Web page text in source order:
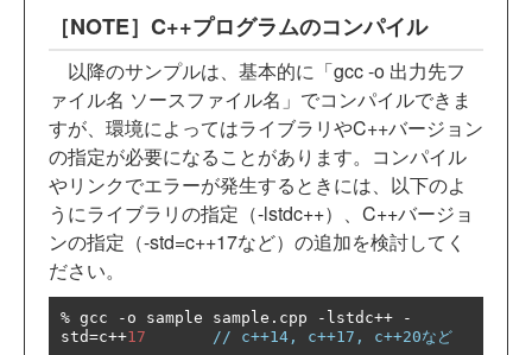
［NOTE］C++プログラムのコンパイル
以降のサンプルは、基本的に「gcc -o 出力先フ
ァイル名 ソースファイル名」でコンパイルできま
すが、環境によってはライブラリやC++バージョン
の指定が必要になることがあります。コンパイル
やリンクでエラーが発生するときには、以下のよ
うにライブラリの指定（-lstdc++）、C++バージョ
ンの指定（-std=c++17など）の追加を検討してく
ださい。
% gcc - o sample sample . cpp - lstdc++
-
std=c++17 // c++14, c++17, c++20など